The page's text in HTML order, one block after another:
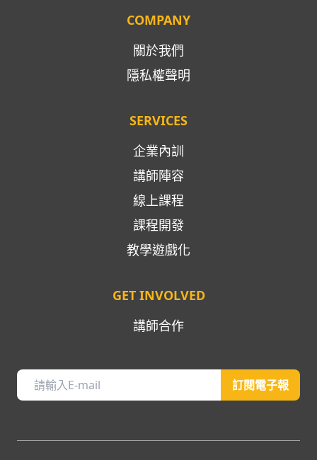
COMPANY
關於我們
隱私權聲明
SERVICES
企業內訓
講師陣容
線上課程
課程開發
教學遊戲化
GET INVOLVED
講師合作
訂閱電子報